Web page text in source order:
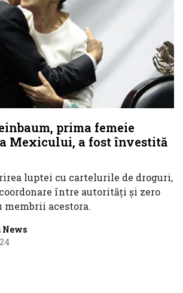
prima femeie
Mexicului, a fost învestită
luptei cu cartelurile de droguri,
între autorităţi şi zero
acestora.